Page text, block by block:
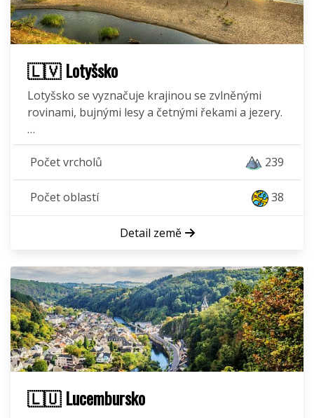
🇱🇻 Lotyšsko
Lotyšsko se vyznačuje krajinou se zvlněnými
rovinami, bujnými lesy a četnými řekami a jezery.
…
Počet vrcholů 239
Počet oblastí 38
Detail země
🇱🇺 Lucembursko